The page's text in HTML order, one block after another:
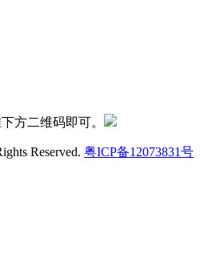
方二维码即可。
Reserved. 粤ICP备12073831号